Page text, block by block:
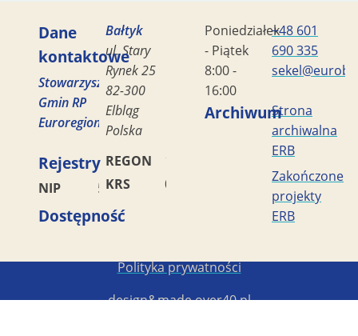
Dane
kontaktowe
Stowarzyszenie
Gmin RP
Euroregion
Bałtyk
ul. Stary
Rynek 25
82-300
Elbląg
Polska
Rejestry
NIP 5782449856
REGON
170419477
KRS
0000042453
Dostępność
Poniedziałek
- Piątek
8:00 -
16:00
+48 601
690 335
ArchiwumStrona
archiwalna
ERB
Zakończone
projekty
ERB
Polityka prywatności
design&madeover40.pl